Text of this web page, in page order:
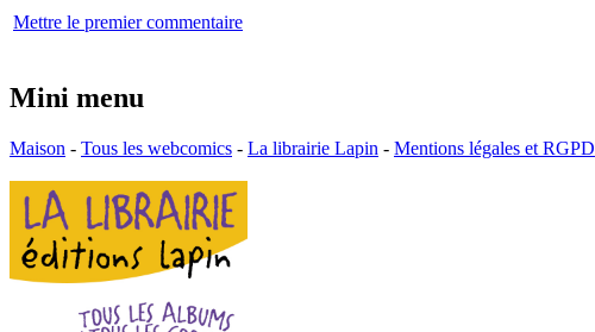
Mettre le premier commentaire
Mini menu
Maison - Tous les webcomics - La librairie Lapin - Mentions légales et RGPD